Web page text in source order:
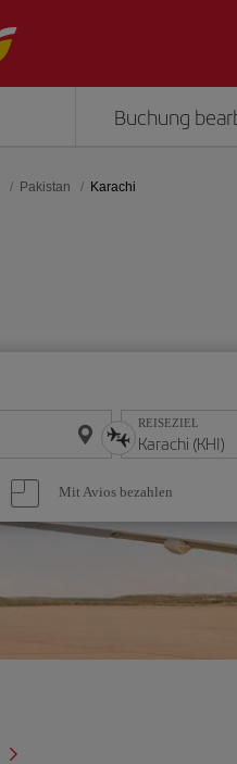
Buchung
Pakistan Karachi
REISEZIEL
Mit Avios bezahlen